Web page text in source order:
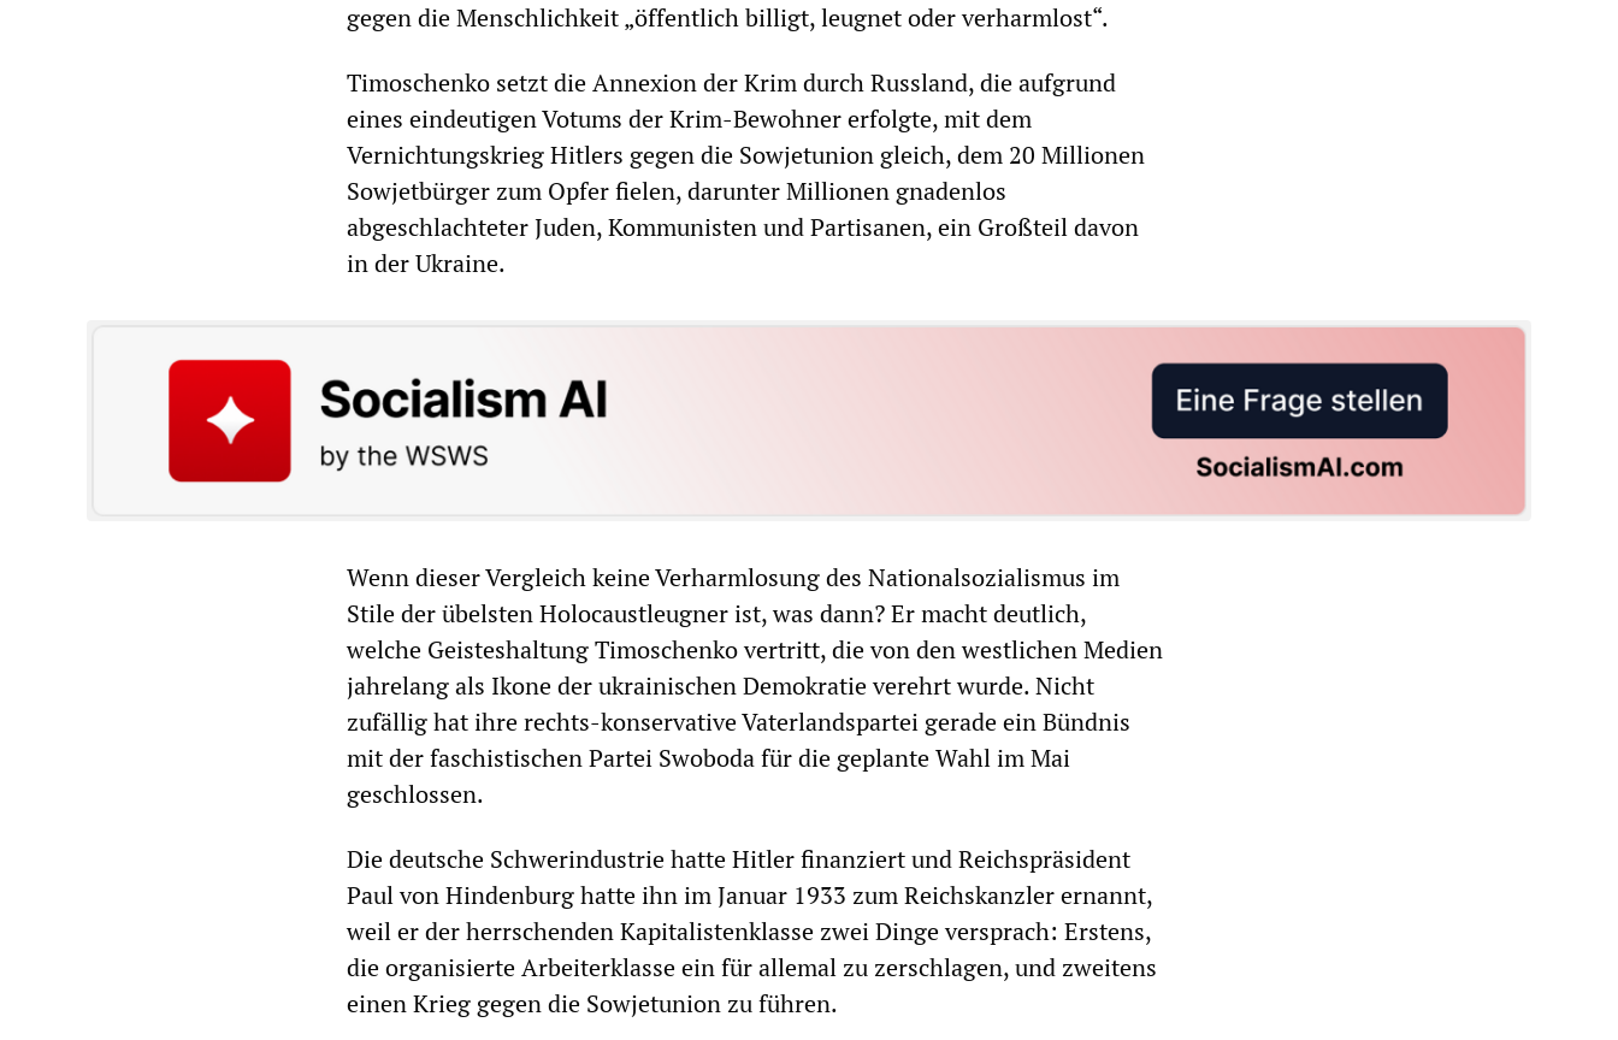
gegen die Menschlichkeit „öffentlich billigt, leugnet oder verharmlost“.
Timoschenko setzt die Annexion der Krim durch Russland, die aufgrund
eines eindeutigen Votums der Krim-Bewohner erfolgte, mit dem
Vernichtungskrieg Hitlers gegen die Sowjetunion gleich, dem 20 Millionen
Sowjetbürger zum Opfer fielen, darunter Millionen gnadenlos
abgeschlachteter Juden, Kommunisten und Partisanen, ein Großteil davon
in der Ukraine.
Wenn dieser Vergleich keine Verharmlosung des Nationalsozialismus im
Stile der übelsten Holocaustleugner ist, was dann? Er macht deutlich,
welche Geisteshaltung Timoschenko vertritt, die von den westlichen Medien
jahrelang als Ikone der ukrainischen Demokratie verehrt wurde. Nicht
zufällig hat ihre rechts-konservative Vaterlandspartei gerade ein Bündnis
mit der faschistischen Partei Swoboda für die geplante Wahl im Mai
geschlossen.
Die deutsche Schwerindustrie hatte Hitler finanziert und Reichspräsident
Paul von Hindenburg hatte ihn im Januar 1933 zum Reichskanzler ernannt,
weil er der herrschenden Kapitalistenklasse zwei Dinge versprach: Erstens,
die organisierte Arbeiterklasse ein für allemal zu zerschlagen, und zweitens
einen Krieg gegen die Sowjetunion zu führen.